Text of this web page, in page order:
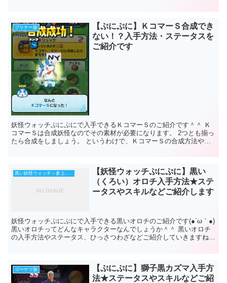
プリチー族
【ぷにぷに】ＫコマーＳ合成でき
ない！？入手方法・ステータスを
ご紹介です
妖怪ウォッチぷにぷにで入手できるＫコマーＳのご紹介です＾＾ Ｋ
コマーＳは合成妖怪なのでその素材が必要になります。 2つとも揃っ
たら合成をしましょう。 というわけで、ＫコマーＳの合成方法やス
【妖怪ウォッチぷにぷに】黒い
（くろい）オロチ入手方法★ステ
ータスやスキルなどご紹介します
妖怪ウォッチぷにぷにで入手できる黒いオロチのご紹介です(●´ω｀●)
黒いオロチってどんなキャラクターなんでしょうか＾＾ 黒いオロチ
の入手方法やステータス、ひっさつわざなどご紹介していきますね
ゴーケツ族
【ぷにぷに】獅子黒カズマ入手方
法★ステータスやスキルなどご紹